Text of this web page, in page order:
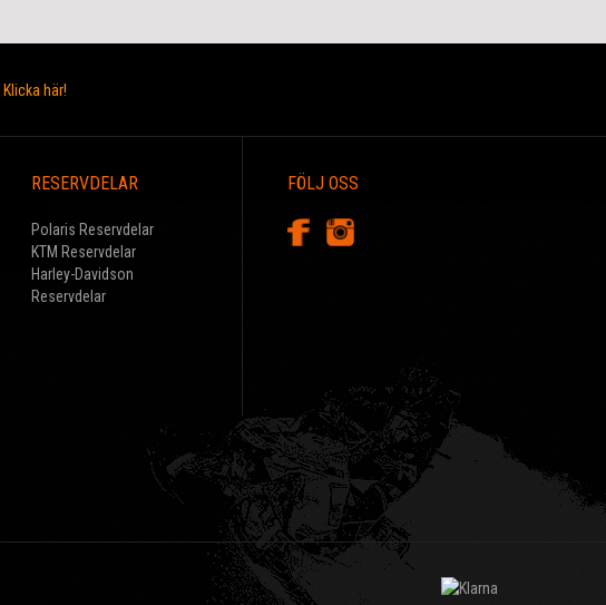
Klicka här!
RESERVDELAR
Polaris Reservdelar
KTM Reservdelar
Harley-Davidson
Reservdelar
FÖLJ OSS